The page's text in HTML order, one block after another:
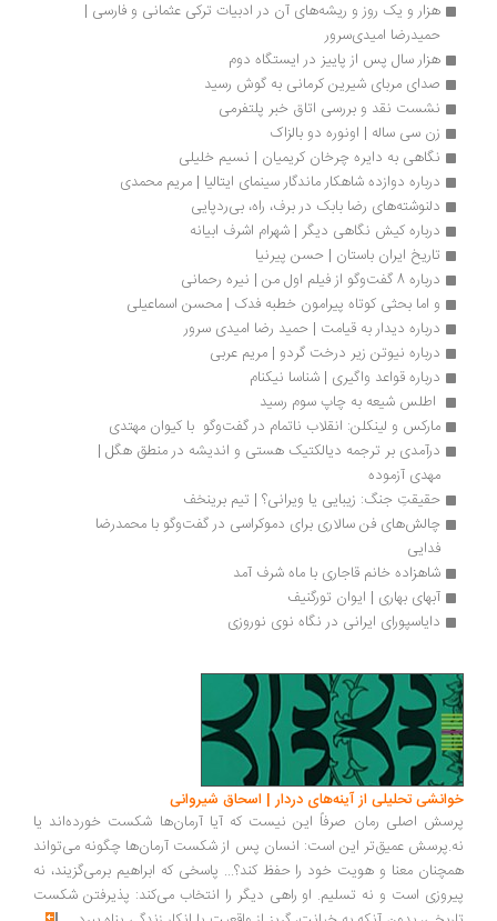
هزار و یک روز و ریشه‌های آن در ادبیات ترکی عثمانی و فارسی |
حمیدرضا امیدی‌سرور
هزار سال پس از پاییز در ایستگاه دوم
صدای مربای شیرین کرمانی به گوش رسید
نشست نقد و بررسی اتاق خبر پلتفرمی
زن سی ساله | اونوره دو بالزاک
نگاهی به دایره چرخان کریمیان | نسیم خلیلی
درباره دوازده شاهکار ماندگار سینمای ایتالیا | مریم محمدی
دلنوشته‌های رضا بابک در برف، راه، بی‌ردپایی
درباره کیش نگاهی دیگر | شهرام اشرف ابیانه
تاریخ ایران باستان | حسن‌ پیرنیا
درباره 8 گفت‌وگو از فیلم اول من | نیره رحمانی
و اما بحثی کوتاه پیرامون خطبه فدک | محسن اسماعیلی
درباره دیدار به قیامت | حمید رضا امیدی سرور
درباره نیوتن زیر درخت گردو | مریم عربی
درباره قواعد واگیری | شناسا نیکنام
اطلس شیعه به چاپ سوم رسید
مارکس و لینکلن: انقلاب ناتمام در گفت‌وگو  با کیوان مهتدی
درآمدی بر ترجمه دیالکتیک هستی و اندیشه در منطق هگل |
مهدی آزموده
حقیقتِ جنگ: زیبایی یا ویرانی؟ | تیم برینخف
چالش‌های فن سالاری برای دموکراسی در گفت‌وگو با محمدرضا
شاهزاده خانم قاجاری با ماه ‌شرف آمد
آبهای بهاری | ایوان تورگنیف
دایاسپورای ایرانی در نگاه نوی نوروزی
تحلیلی از آینه‌های دردار | اسحاق شیروانی
اصلی رمان صرفاً این نیست که آیا آرمان‌ها شکست خورده‌اند یا
عمیق‌تر این است: انسان پس از شکست آرمان‌ها چگونه می‌تواند
معنا و هویت خود را حفظ کند؟... پاسخی که ابراهیم برمی‌گزیند، نه
است و نه تسلیم. او راهی دیگر را انتخاب می‌کند: پذیرفتن شکست